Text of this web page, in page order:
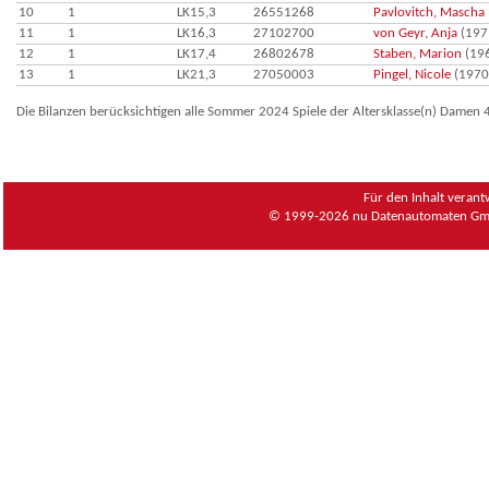
10
1 LK15,3 26551268 Pavlovitch, Mascha
11
1 LK16,3 27102700 von Geyr, Anja
12
1 LK17,4 26802678 Staben, Marion
13
1 LK21,3 27050003 Pingel, Nicole
Die Bilanzen berücksichtigen alle Sommer 2024 Spiele der Altersklasse(n) Damen
Für den Inhalt
© 1999-2026 nu Datenautomaten